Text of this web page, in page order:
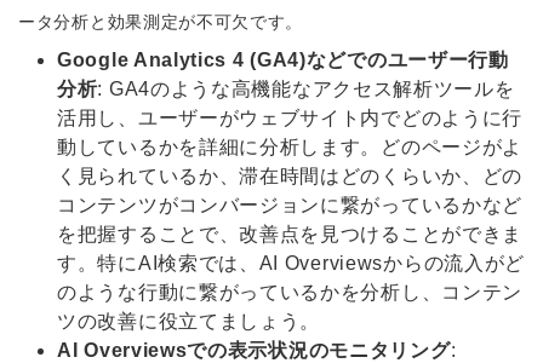
ータ分析と効果測定が不可欠です。
Google Analytics 4 (GA4)などでのユーザー行動
分析: GA4のような高機能なアクセス解析ツールを
活用し、ユーザーがウェブサイト内でどのように行
動しているかを詳細に分析します。どのページがよ
く見られているか、滞在時間はどのくらいか、どの
コンテンツがコンバージョンに繋がっているかなど
を把握することで、改善点を見つけることができま
す。特にAI検索では、AI Overviewsからの流入がど
のような行動に繋がっているかを分析し、コンテン
ツの改善に役立てましょう。
AI Overviewsでの表示状況のモニタリング: